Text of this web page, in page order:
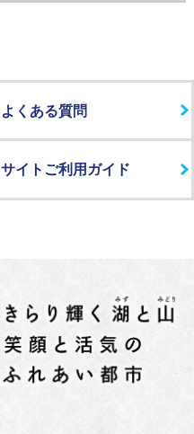
よくある質問
サイトご利用ガイド